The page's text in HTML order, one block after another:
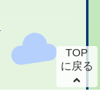
TOP
に戻る